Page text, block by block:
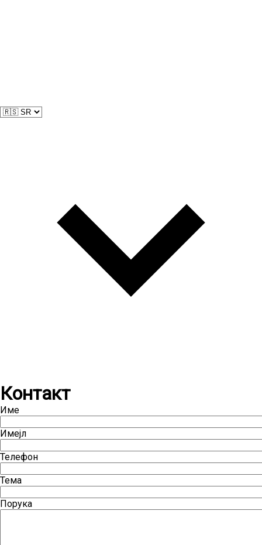
Контакт
Име
Имејл
Телефон
Тема
Порука